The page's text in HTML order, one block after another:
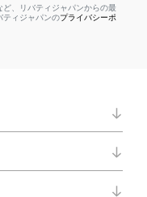
、リバティジャパンからの最
ティジャパンのプライバシーポ